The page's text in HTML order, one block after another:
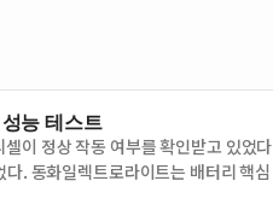
능 테스트
이 정상 작동 여부를 확인받고 있었
. 동화일렉트로라이트는 배터리 핵